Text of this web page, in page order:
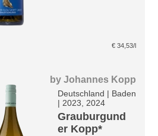
€ 34,53/l
byJohannes Kopp
Deutschland | Baden
| 2023, 2024
Grauburgund
er Kopp*